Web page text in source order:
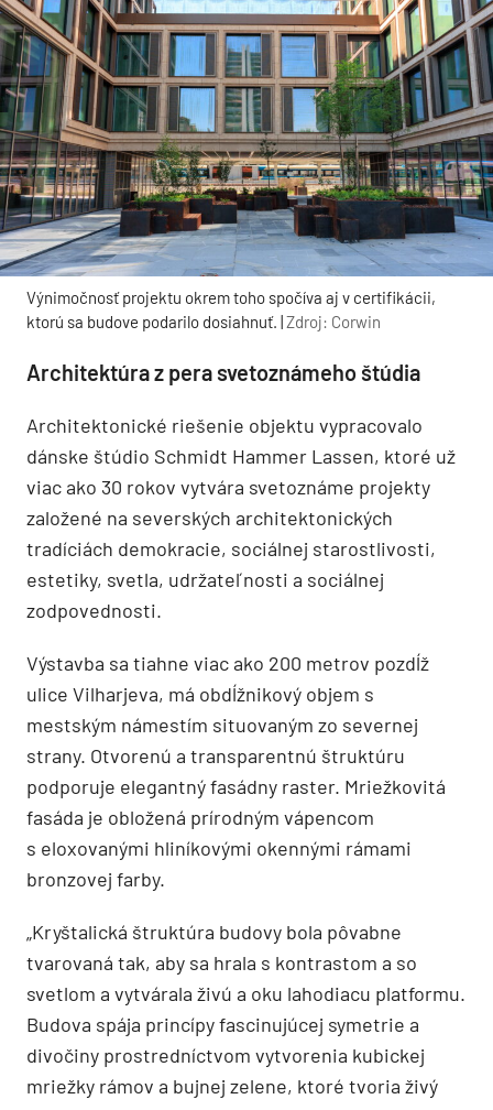
Výnimočnosť projektu okrem toho spočíva aj v certifikácii,
ktorú sa budove podarilo dosiahnuť. | Zdroj: Corwin
Architektúra z pera svetoznámeho štúdia
Architektonické riešenie objektu vypracovalo
dánske štúdio Schmidt Hammer Lassen, ktoré už
viac ako 30 rokov vytvára svetoznáme projekty
založené na severských architektonických
tradíciách demokracie, sociálnej starostlivosti,
estetiky, svetla, udržateľnosti a sociálnej
zodpovednosti.
Výstavba sa tiahne viac ako 200 metrov pozdĺž
ulice Vilharjeva, má obdĺžnikový objem s
mestským námestím situovaným zo severnej
strany. Otvorenú a transparentnú štruktúru
podporuje elegantný fasádny raster. Mriežkovitá
fasáda je obložená prírodným vápencom
s eloxovanými hliníkovými okennými rámami
bronzovej farby.
„Kryštalická štruktúra budovy bola pôvabne
tvarovaná tak, aby sa hrala s kontrastom a so
svetlom a vytvárala živú a oku lahodiacu platformu.
Budova spája princípy fascinujúcej symetrie a
divočiny prostredníctvom vytvorenia kubickej
mriežky rámov a bujnej zelene, ktoré tvoria živý